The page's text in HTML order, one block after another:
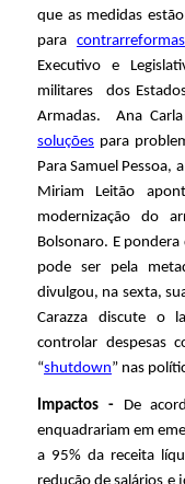
que as medidas
paracontrarreformas
Executivo e
militares dos
Armadas. Ana
soluções para
Para Samuel Pessoa,
Miriam Leitão
modernização do
Bolsonaro. E pondera
pode ser pela
divulgou, na sexta,
Carazza discute o
controlar despesas
“shutdown” nas
Impactos -De
enquadrariam em
a 95% da receita